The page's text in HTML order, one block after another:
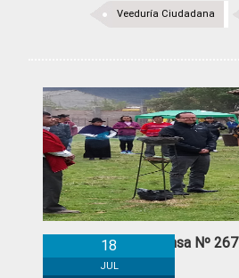
Veeduría Ciudadana
Boletín de Prensa Nº 267
18
JUL